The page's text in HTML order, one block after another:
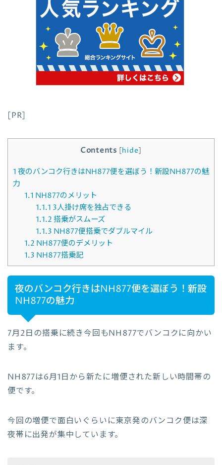
[PR]
Contents [hide]
1夜のバンコク行きはNH877便を選ぼう！新設NH877の魅
力
1.1 NH877のメリット
1.1.1 3人掛け席を独占できる
1.1.2搭乗がスムーズ
1.1.3 NH877便搭乗でダブルマイル
1.2 NH877便のデメリット
1.3 NH877搭乗記
夜のバンコク行きはNH877便を選ぼう！新設
NH877の魅力
7月2日の搭乗に続き今回もNH877でバンコクに向かい
ます。
NH877は6月1日から新たに増便された新しい時間帯の
便です。
今回の増便で面白いぐらいに東京発のバンコク便は深
夜帯に出発が集中しています。